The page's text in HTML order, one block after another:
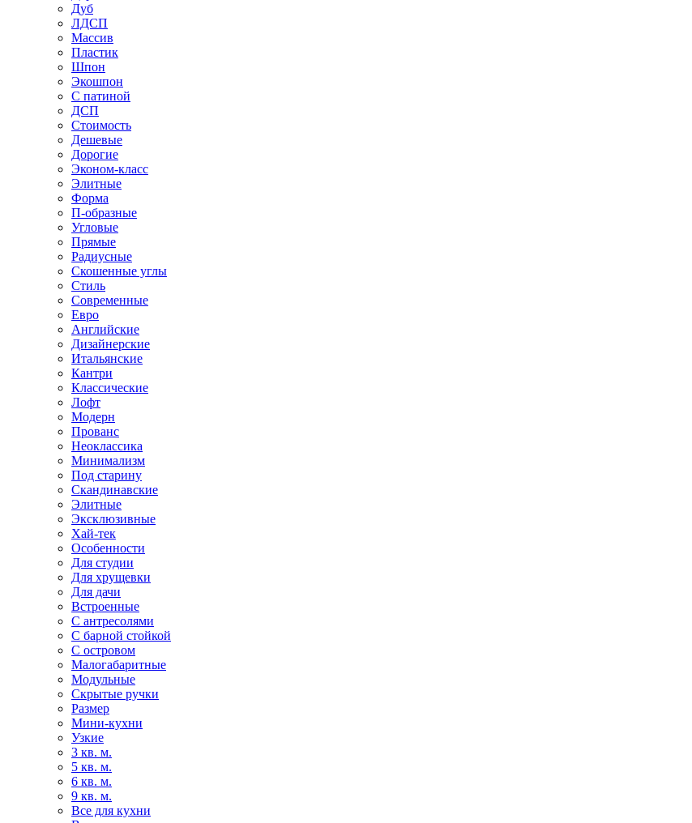
Дуб
ЛДСП
Массив
Пластик
Шпон
Экошпон
С патиной
ДСП
Стоимость
Дешевые
Дорогие
Эконом-класс
Элитные
Форма
П-образные
Угловые
Прямые
Радиусные
Скошенные углы
Стиль
Современные
Евро
Английские
Дизайнерские
Итальянские
Кантри
Классические
Лофт
Модерн
Прованс
Неоклассика
Минимализм
Под старину
Скандинавские
Элитные
Эксклюзивные
Хай-тек
Особенности
Для студии
Для хрущевки
Для дачи
Встроенные
С антресолями
С барной стойкой
С островом
Малогабаритные
Модульные
Скрытые ручки
Размер
Мини-кухни
Узкие
3 кв. м.
5 кв. м.
6 кв. м.
9 кв. м.
Все для кухни